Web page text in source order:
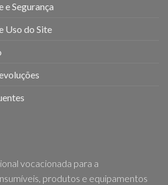
Segurança
Uso do Site
vocacionada para a
produtos e equipamentos